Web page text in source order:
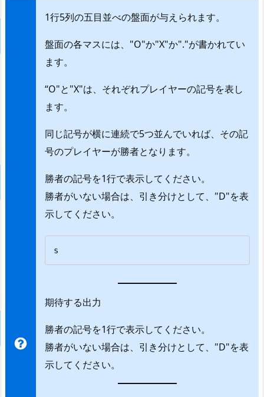
1行5列の五目並べの盤面が与えられます。
盤面の各マスには、"O"か"X"か"."が書かれてい
ます。
“O"と"X"は、それぞれプレイヤーの記号を表し
ます。
同じ記号が横に連続で5つ並んでいれば、その記
号のプレイヤーが勝者となります。
勝者の記号を1行で表示してください。
勝者がいない場合は、引き分けとして、"D"を表
示してください。
s
期待する出力
勝者の記号を1行で表示してください。
勝者がいない場合は、引き分けとして、"D"を表
示してください。